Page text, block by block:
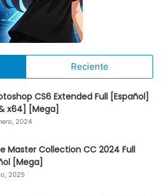
Reciente
CS6 Extended Full [Español]
x64] [Mega]
2024
Master Collection CC 2024 Full
[Mega]
2025